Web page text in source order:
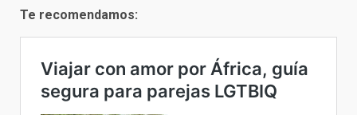
Te recomendamos: